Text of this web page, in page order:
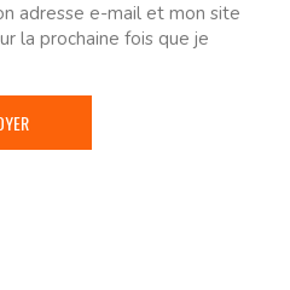
adresse e-mail et mon site
la prochaine fois que je